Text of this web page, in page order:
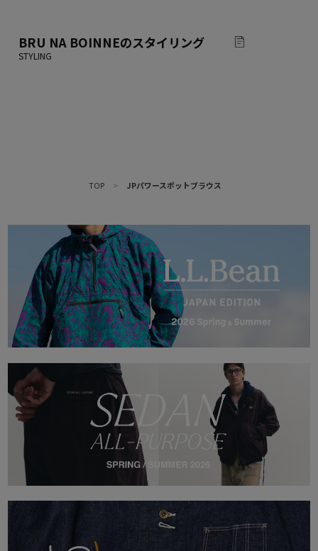
BRU NA BOINNEのスタイリング
TOP > JPパワースポットブラウス